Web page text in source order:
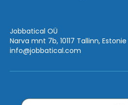
Jobbatical OÜ
Narva mnt 7b, 10117 Tallinn, Estonie
info@jobbatical.com